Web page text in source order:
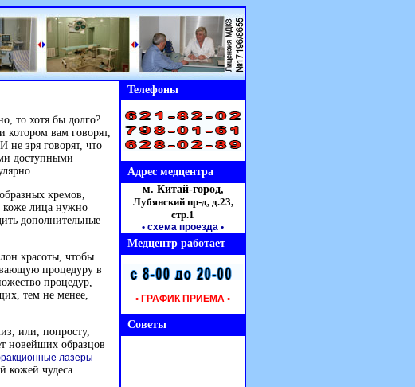
то хотя бы долго?
котором вам говорят,
не зря говорят, что
доступными
кремов,
коже лица нужно
дополнительные
красоты, чтобы
процедуру в
процедур,
тем не менее,
или, попросту,
новейших образцов
лазеры
кожей чудеса.
Телефоны
Адрес медцентра
м. Китай-город,
Лубянский пр-д, д.23,
стр.1
• схема проезда •
Медцентр работает
• ГРАФИК ПРИЕМА •
Советы